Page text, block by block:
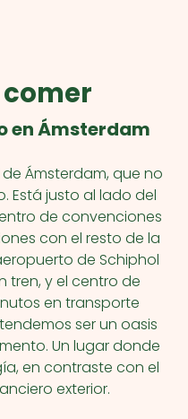
en Ámsterdam
Ámsterdam, que no
Está justo al lado del
de convenciones
con el resto de la
de Schiphol
tren, y el centro de
en transporte
ser un oasis
Un lugar donde
en contraste con el
exterior.